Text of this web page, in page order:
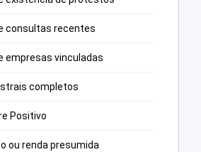
consultas recentes
empresas vinculadas
completos
Positivo
ou renda presumida